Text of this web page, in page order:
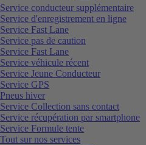
Service conducteur supplémentaire
Service d'enregistrement en ligne
Service Fast Lane
Service pas de caution
Service Fast Lane
Service véhicule récent
Service Jeune Conducteur
Service GPS
Pneus hiver
Service Collection sans contact
Service récupération par smartphone
Service Formule tente
Tout sur nos services